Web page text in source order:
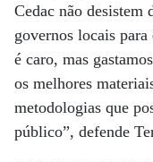
Cedac não desistem
governos locais
é caro, mas
os melhores
metodologias que
público”, defende